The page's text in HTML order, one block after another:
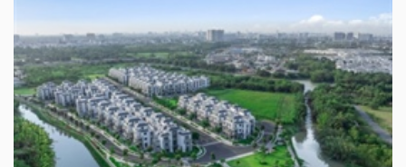
(-)
Dịch
vụ
(-)